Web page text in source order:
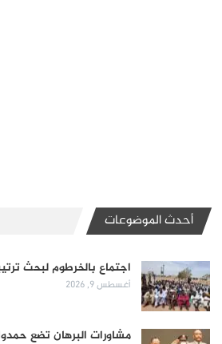
أحدث الموضوعات
اجتماع بالخرطوم لبحث
أغسطس 9, 2026
مشاورات البرهان تضع